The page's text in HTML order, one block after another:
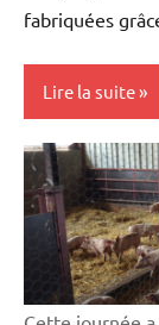
fabriquées
Lire la suite
Initiatives
Vie
professionnelle